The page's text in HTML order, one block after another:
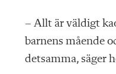
– Allt är väldigt
barnens mående
detsamma, säger